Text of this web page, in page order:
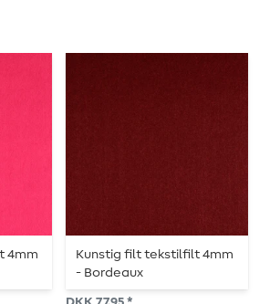
4mm
Kunstig filt tekstilfilt 4mm
- Bordeaux